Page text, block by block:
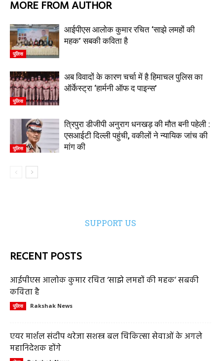
MORE FROM AUTHOR
पुलिस
आईपीएस आलोक कुमार रचित ‘साझे लमहों की
महक’ सबकी कविता है
पुलिस
अब विवादों के कारण चर्चा में है हिमाचल पुलिस का
ऑर्केस्ट्रा ‘हार्मनी ऑफ द पाइन्स’
पुलिस
त्रिपुरा डीजीपी अनुराग धनखड़ की मौत बनी पहेली :
एसआईटी दिल्ली पहुंची, वकीलों ने न्यायिक जांच की
मांग की
SUPPORT US
RECENT POSTS
आईपीएस आलोक कुमार रचित ‘साझे लमहों की महक’ सबकी
कविता है
पुलिस Rakshak News
एयर मार्शल संदीप थरेजा सशस्त्र बल चिकित्सा सेवाओं के अगले
महानिदेशक होंगे